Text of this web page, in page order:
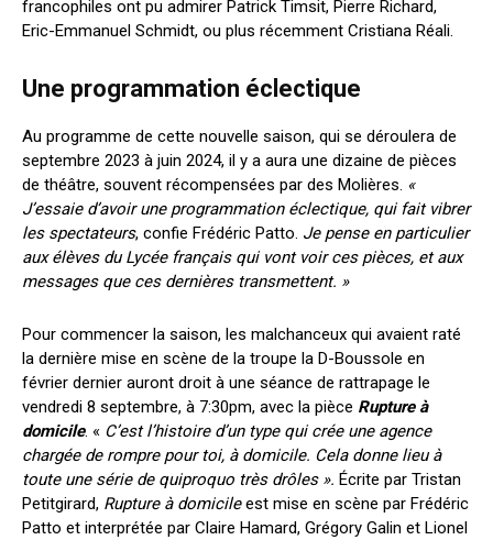
francophiles ont pu admirer Patrick Timsit, Pierre Richard,
Eric-Emmanuel Schmidt, ou plus récemment Cristiana Réali.
Une programmation éclectique
Au programme de cette nouvelle saison, qui se déroulera de
septembre 2023 à juin 2024, il y a aura une dizaine de pièces
de théâtre, souvent récompensées par des Molières. «
J’essaie d’avoir une programmation éclectique, qui fait vibrer
les spectateurs, confie Frédéric Patto. Je pense en particulier
aux élèves du Lycée français qui vont voir ces pièces, et aux
messages que ces dernières transmettent. »
Pour commencer la saison, les malchanceux qui avaient raté
la dernière mise en scène de la troupe la D-Boussole en
février dernier auront droit à une séance de rattrapage le
vendredi 8 septembre, à 7:30pm, avec la pièce Rupture à
domicile. « C’est l’histoire d’un type qui crée une agence
chargée de rompre pour toi, à domicile. Cela donne lieu à
toute une série de quiproquo très drôles ». Écrite par Tristan
Petitgirard, Rupture à domicileest mise en scène par Frédéric
Patto et interprétée par Claire Hamard, Grégory Galin et Lionel